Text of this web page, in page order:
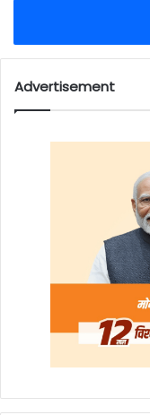
Advertisement